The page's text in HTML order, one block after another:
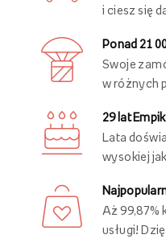
Złóż
Ponad 21
Swoje
29 lat
Lata
Aż 99,87%